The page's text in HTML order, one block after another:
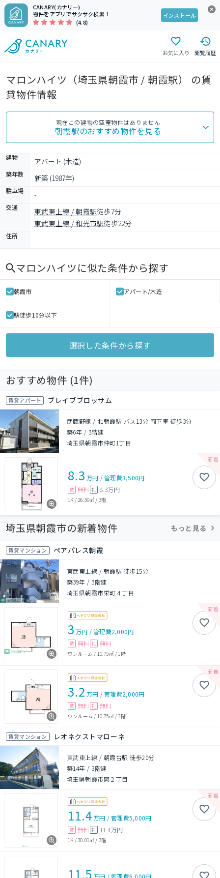
CANARY(カナリー)
物件をアプリでサクサク検索！
(4.8)
インストール
お気に入り 閲覧履歴
マロンハイツ（埼玉県朝霞市 / 朝霞駅） の賃
貸物件情報
現在この建物の空室物件はありません
朝霞駅のおすすめ物件を見る
建物 アパート (木造)
築年数 新築 (1987年)
駐車場 -
交通 東武東上線 / 朝霞駅徒歩7分
東武東上線 / 和光市駅徒歩22分
住所
マロンハイツに似た条件から探す
朝霞市 アパート/木造
駅徒歩10分以下
選択した条件から探す
おすすめ物件 (1件)
賃貸アパート ブレイブブロッサム
武蔵野線 / 北朝霞駅 バス13分 岡下車 徒歩3分
築6年 / 3階建
埼玉県朝霞市仲町1丁目
8.3 万円 /管理費3,500円
敷 無料 礼 8.3万円
1K / 26.59㎡ / 3階
埼玉県朝霞市の新着物件 もっと見る
賃貸マンション ペアパレス朝霞
東武東上線 / 朝霞駅 徒歩15分
築39年 / 3階建
埼玉県朝霞市栄町４丁目
3 万円 /管理費2,000円
敷 無料 礼 無料
ワンルーム / 10.75㎡/1階
3.2 万円 /管理費2,000円
敷 無料 礼 無料
ワンルーム / 10.75㎡/3階
賃貸マンション レオネクストマローネ
東武東上線 / 朝霞台駅 徒歩20分
築14年 / 3階建
埼玉県朝霞市岡２丁目
11.4万円 /管理費5,000円
敷 無料 礼 11.4万円
1K /30.01㎡ / 3階
11.5 万円 /管理費6,000円